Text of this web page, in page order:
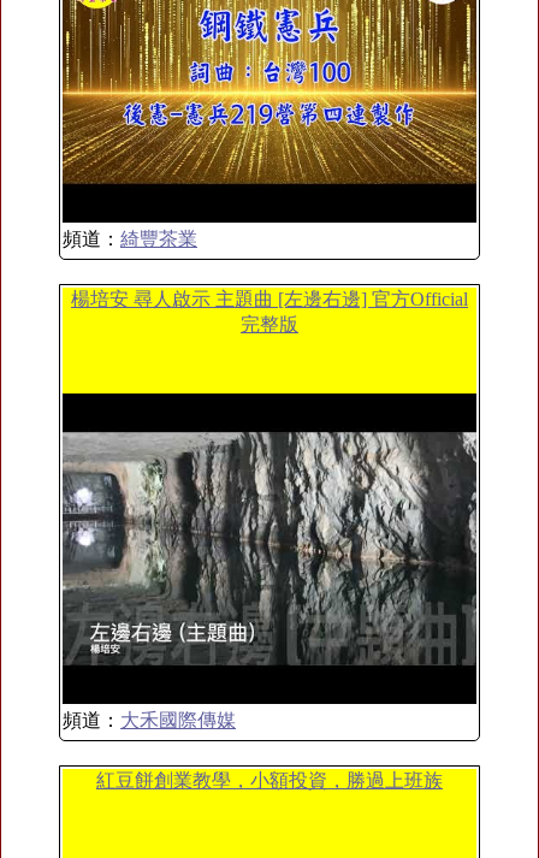
頻道： 綺豐茶業
楊培安 尋人啟示 主題曲 [左邊右邊] 官方Official
完整版
頻道： 大禾國際傳媒
紅豆餅創業教學，小額投資，勝過上班族